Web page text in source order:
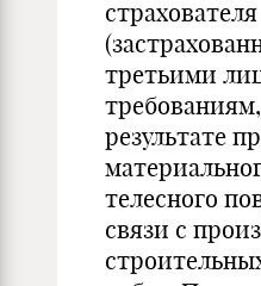
страхователя
третьими
результате
телесного
связи с